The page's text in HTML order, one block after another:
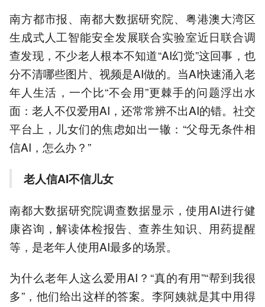
南方都市报、南都大数据研究院、粤港澳大湾区
生成式人工智能安全发展联合实验室近日联合调
查发现，不少老人根本不知道“AI幻觉”这回事，也
分不清哪些图片、视频是AI做的。当AI快速涌入老
年人生活，一个比“不会用”更棘手的问题浮出水
面：老人不仅爱用AI，还常常辨不出AI的错。社交
平台上，儿女们的焦虑如出一辙：“父母无条件相
信AI，怎么办？”
老人信AI不信儿女
南都大数据研究院调查数据显示，使用AI进行健
康咨询，解读体检报告、查养生知识、用药提醒
等，是老年人使用AI最多的场景。
为什么老年人这么爱用AI？“真的有用”“帮到我很
多”，他们给出这样的答案。李阿姨就是其中用得